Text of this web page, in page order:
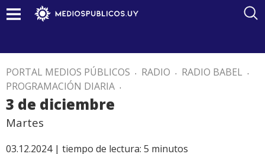
PORTAL MEDIOS PÚBLICOS . RADIO . RADIO BABEL .
PROGRAMACIÓN DIARIA .
3 de diciembre
Martes
03.12.2024 | tiempo de lectura: 5 minutos